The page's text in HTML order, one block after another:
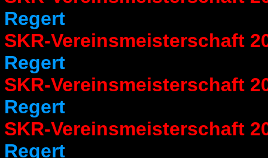
Regert
SKR-Vereinsmeisterschaft
Regert
SKR-Vereinsmeisterschaft
Regert
SKR-Vereinsmeisterschaft
Regert